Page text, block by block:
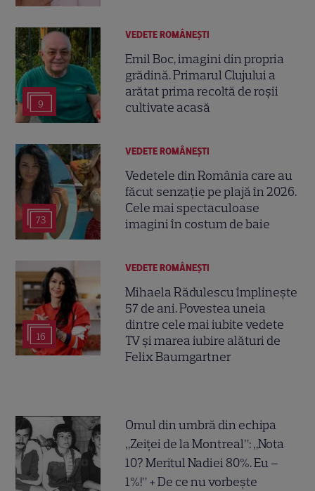
9
VEDETE ROMÂNEŞTI
Emil Boc, imagini din propria
grădină. Primarul Clujului a
arătat prima recoltă de roșii
cultivate acasă
73
VEDETE ROMÂNEŞTI
Vedetele din România care au
făcut senzație pe plajă în 2026.
Cele mai spectaculoase
imagini în costum de baie
16
VEDETE ROMÂNEŞTI
Mihaela Rădulescu împlinește
57 de ani. Povestea uneia
dintre cele mai iubite vedete
TV și marea iubire alături de
Felix Baumgartner
Omul din umbră din echipa
„Zeiței de la Montreal”: „Nota
10? Meritul Nadiei 80%. Eu –
1%!” + De ce nu vorbește